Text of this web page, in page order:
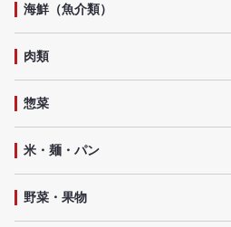
海鮮（魚介類）
肉類
惣菜
米・麺・パン
野菜・果物